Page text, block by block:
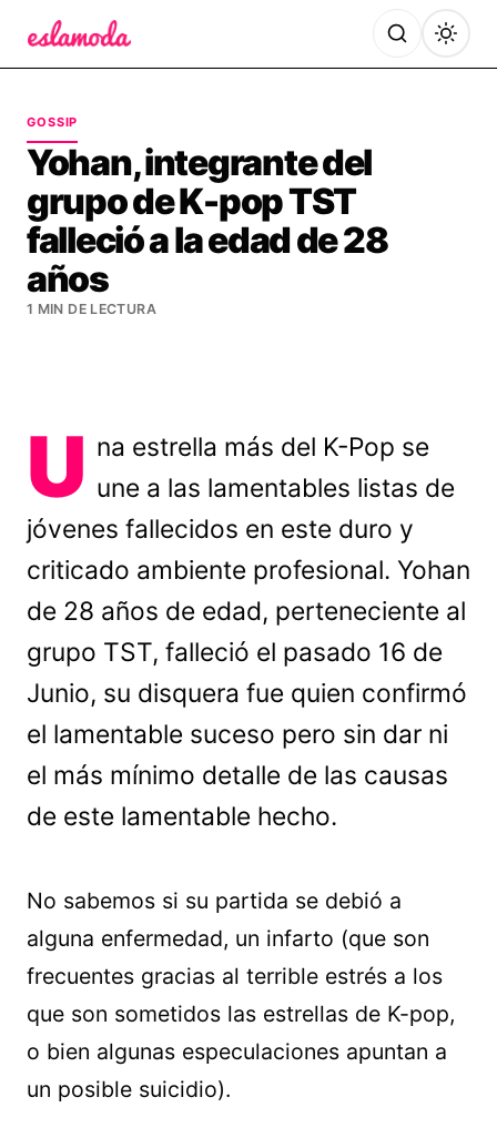
GOSSIP
Yohan, integrante del
grupo de K-pop TST
falleció a la edad de 28
años
1 MIN DE LECTURA
U na estrella más del K-Pop se
une a las lamentables listas de
jóvenes fallecidos en este duro y
criticado ambiente profesional. Yohan
de 28 años de edad, perteneciente al
grupo TST, falleció el pasado 16 de
Junio, su disquera fue quien confirmó
el lamentable suceso pero sin dar ni
el más mínimo detalle de las causas
de este lamentable hecho.
No sabemos si su partida se debió a
alguna enfermedad, un infarto (que son
frecuentes gracias al terrible estrés a los
que son sometidos las estrellas de K-pop,
o bien algunas especulaciones apuntan a
un posible suicidio).